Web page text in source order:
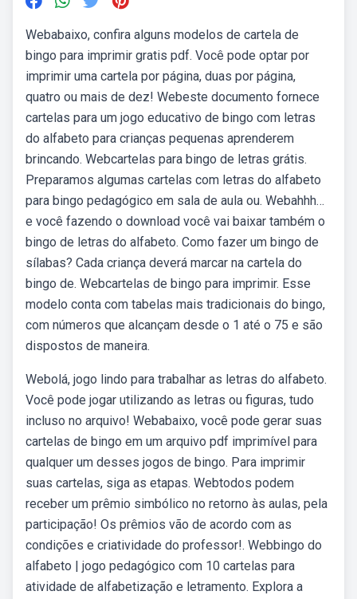
Webabaixo, confira alguns modelos de cartela de
bingo para imprimir gratis pdf. Você pode optar por
imprimir uma cartela por página, duas por página,
quatro ou mais de dez! Webeste documento fornece
cartelas para um jogo educativo de bingo com letras
do alfabeto para crianças pequenas aprenderem
brincando. Webcartelas para bingo de letras grátis.
Preparamos algumas cartelas com letras do alfabeto
para bingo pedagógico em sala de aula ou. Webahhh…
e você fazendo o download você vai baixar também o
bingo de letras do alfabeto. Como fazer um bingo de
sílabas? Cada criança deverá marcar na cartela do
bingo de. Webcartelas de bingo para imprimir. Esse
modelo conta com tabelas mais tradicionais do bingo,
com números que alcançam desde o 1 até o 75 e são
dispostos de maneira.
Webolá, jogo lindo para trabalhar as letras do alfabeto.
Você pode jogar utilizando as letras ou figuras, tudo
incluso no arquivo! Webabaixo, você pode gerar suas
cartelas de bingo em um arquivo pdf imprimível para
qualquer um desses jogos de bingo. Para imprimir
suas cartelas, siga as etapas. Webtodos podem
receber um prêmio simbólico no retorno às aulas, pela
participação! Os prêmios vão de acordo com as
condições e criatividade do professor!. Webbingo do
alfabeto | jogo pedagógico com 10 cartelas para
atividade de alfabetização e letramento. Explora a